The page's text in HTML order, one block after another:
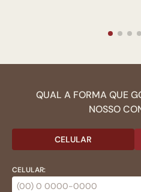
QUAL A FORMA QUE
NOSSO
CELULAR
CELULAR: